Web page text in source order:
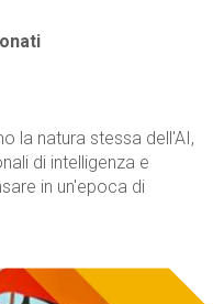
la natura stessa dell'AI,
di intelligenza e
in un'epoca di